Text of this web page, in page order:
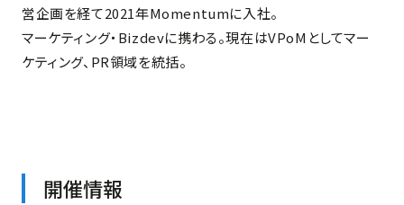
営企画を経て2021年Momentumに入社。
マーケティング・Bizdevに携わる。現在はVPoMとしてマー
ケティング、PR領域を統括。
開催情報